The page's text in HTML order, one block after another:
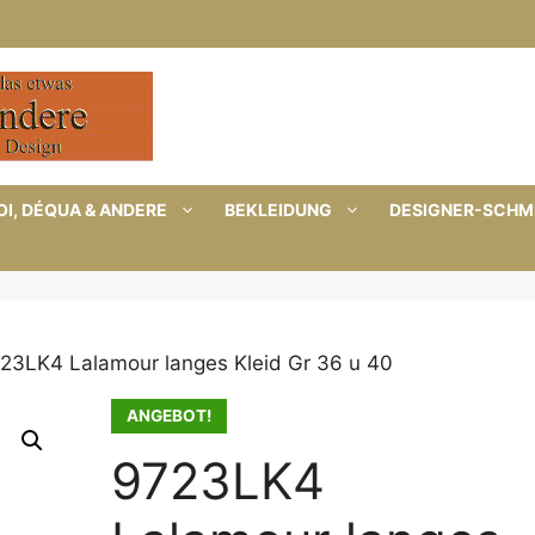
DÉQUA & ANDERE BEKLEIDUNG DESIGNER-
Lalamour langes Kleid Gr 36 u 40
ANGEBOT!
9723LK4